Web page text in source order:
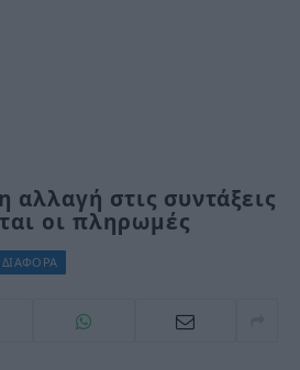
αλλαγή στις συντάξεις
οι πληρωμές
ΔΙΑΦΟΡΑ